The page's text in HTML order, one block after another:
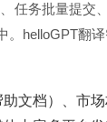
任务批量提交
helloGPT翻译
文档）、市